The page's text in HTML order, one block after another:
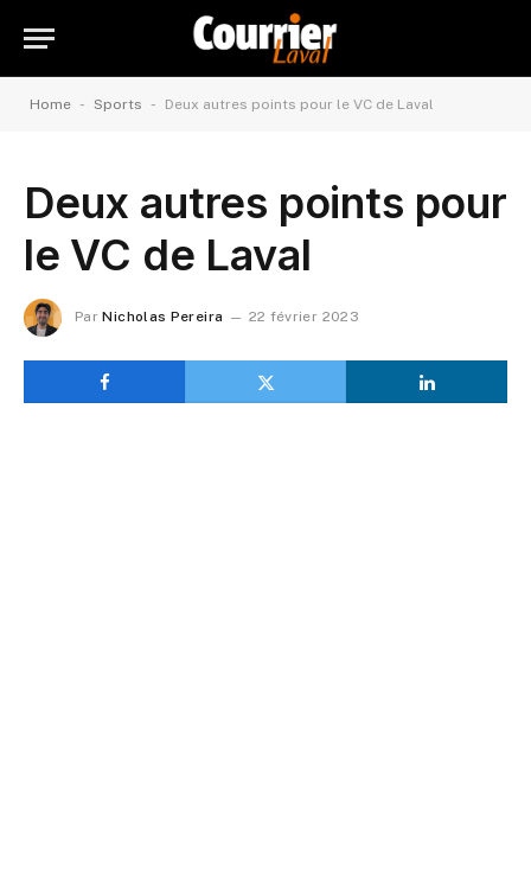
Home - Sports - Deux autres points pour le VC de Laval
Deux autres points pour
le VC de Laval
Par Nicholas Pereira 22 février 2023